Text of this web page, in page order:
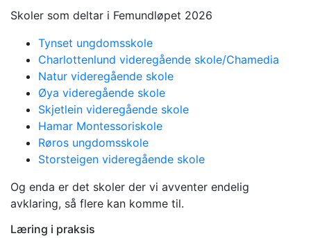
Skoler som deltar i Femundløpet 2026
Tynset ungdomsskole
Charlottenlund videregående skole/Chamedia
Natur videregående skole
Øya videregående skole
Skjetlein videregående skole
Hamar Montessoriskole
Røros ungdomsskole
Storsteigen videregående skole
Og enda er det skoler der vi avventer endelig
avklaring, så flere kan komme til.
Læring i praksis